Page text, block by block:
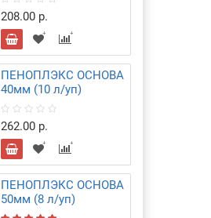
208.00 р.
ПЕНОПЛЭКС ОСНОВА
40мм (10 л/уп)
262.00 р.
ПЕНОПЛЭКС ОСНОВА
50мм (8 л/уп)